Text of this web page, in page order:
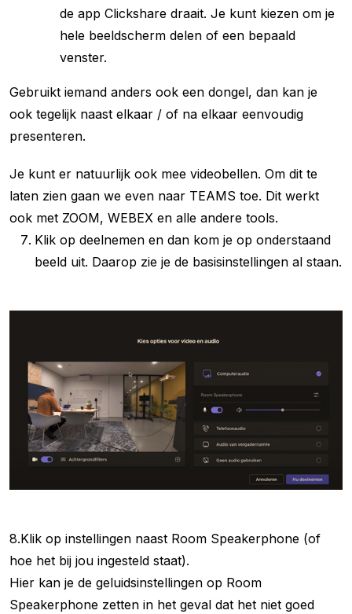
de app Clickshare draait. Je kunt kiezen om je
hele beeldscherm delen of een bepaald
venster.
Gebruikt iemand anders ook een dongel, dan kan je
ook tegelijk naast elkaar / of na elkaar eenvoudig
presenteren.
Je kunt er natuurlijk ook mee videobellen. Om dit te
laten zien gaan we even naar TEAMS toe. Dit werkt
ook met ZOOM, WEBEX en alle andere tools.
Klik op deelnemen en dan kom je op onderstaand
beeld uit. Daarop zie je de basisinstellingen al staan.
8.Klik op instellingen naast Room Speakerphone (of
hoe het bij jou ingesteld staat).
Hier kan je de geluidsinstellingen op Room
Speakerphone zetten in het geval dat het niet goed